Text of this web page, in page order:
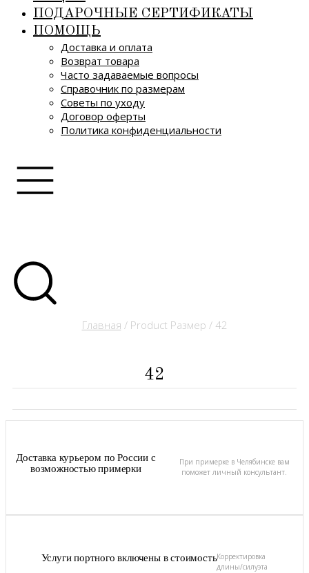
ПОДАРОЧНЫЕ СЕРТИФИКАТЫ
ПОМОЩЬ
Доставка и оплата
Возврат товара
Часто задаваемые вопросы
Справочник по размерам
Советы по уходу
Договор оферты
Политика конфиденциальности
Главная / Product Размер / 42
42
Доставка курьером по России с
возможностью примерки
При примерке в Челябинске вам
поможет личный консультант.
Услуги портного включены в стоимостьКорректировка
длины/силуэта